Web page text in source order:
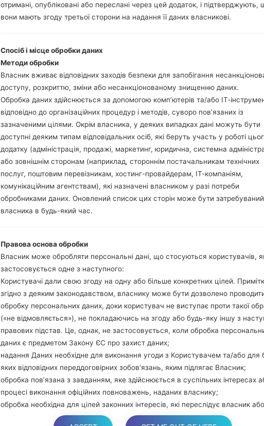
Завантажте на свій
Далі завантажте та
CP: "Modem & Radio"
HOME_CSC_***:
Додайте усі файли у
Якщо ви хочете
заводських
випадку виберіть
Тепер вимкніть
Усі методи як це
Натисніть та
Натисніть та
Підключіть USB
звуку та Bixbi.
Натисніть та
збільшення гучності.
Далі підключить
виявити Ваш девайс
екрані.
Вказуйте лише
В кінці
перезагрузиться та
отримані, опубліковані або переслані через цей додаток, і підтверджують,
вони мають згоду третьої сторони на надання її даних власникові.
Спосіб і місце обробки даних
Методи обробки
Власник вживає відповідних заходів безпеки для запобігання
доступу, розкриттю, зміни або несанкціонованому знищенню даних.
Обробка даних здійснюється за допомогою комп’ютерів та/або ІТ-
відповідно до організаційних процедур і методів, суворо пов’язаних із
зазначеними цілями. Окрім власника, у деяких випадках дані можуть бути
доступні деяким типам відповідальних осіб, які беруть участь у роботі
додатку (адміністрація, продажі, маркетинг, юридична, системна
або зовнішнім сторонам (наприклад, стороннім постачальникам технічних
послуг, поштовим перевізникам, хостинг-провайдерам, ІТ-компаніям,
комунікаційним агентствам), які назначені власником у разі потреби
обробниками даних. Оновлений список цих сторін може бути
власника в будь-який час.
Правова основа обробки
Власник може обробляти персональні дані, що стосуються користувачів,
застосовується одне з наступного:
Користувачі дали свою згоду на одну або більше конкретних цілей.
згідно з деяким законодавством, власнику може бути дозволено
обробку персональних даних, доки користувач не виступає проти такої
(«не відмовляється»), не покладаючись на згоду або будь-яку іншу з
правових підстав. Це, однак, не застосовується, коли обробка
даних є предметом Закону ЄС про захист даних;
надання Даних необхідне для виконання угоди з Користувачем та/або для
яких відповідних переддоговірних зобов’язань, яким підлягає Власник;
обробка пов’язана з завданням, яке здійснюється в суспільних інтересах
процесі виконання офіційних повноважень, наданих власнику;
обробка необхідна для цілей законних інтересів, які переслідує власник або